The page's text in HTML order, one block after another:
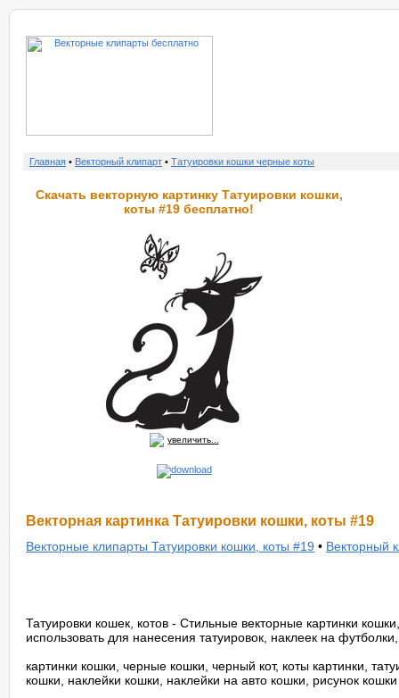
Главная • Векторный клипарт • Татуировки кошки черные коты
Скачать векторную картинку Татуировки кошки,
коты #19 бесплатно!
увеличить...
Векторная картинка Татуировки кошки, коты #19
Векторные клипарты Татуировки кошки, коты #19 • Векторный
Татуировки кошек, котов - Стильные векторные картинки
использовать для нанесения татуировок, наклеек на
картинки кошки, черные кошки, черный кот, коты картинки,
кошки, наклейки кошки, наклейки на авто кошки, рисунок кошки